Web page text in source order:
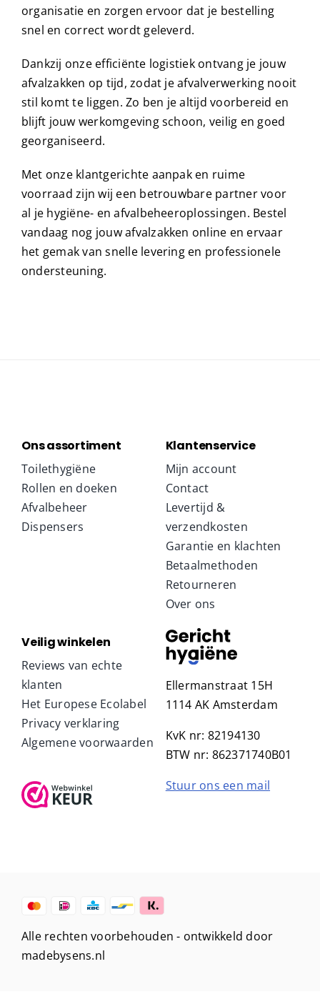
organisatie en zorgen ervoor dat je bestelling
snel en correct wordt geleverd.
Dankzij onze efficiënte logistiek ontvang je jouw
afvalzakken op tijd, zodat je afvalverwerking nooit
stil komt te liggen. Zo ben je altijd voorbereid en
blijft jouw werkomgeving schoon, veilig en goed
georganiseerd.
Met onze klantgerichte aanpak en ruime
voorraad zijn wij een betrouwbare partner voor
al je hygiëne- en afvalbeheeroplossingen. Bestel
vandaag nog jouw afvalzakken online en ervaar
het gemak van snelle levering en professionele
ondersteuning.
Ons assortiment
Toilethygiëne
Rollen en doeken
Afvalbeheer
Dispensers
Klantenservice
Mijn account
Contact
Levertijd &
verzendkosten
Garantie en klachten
Betaalmethoden
Retourneren
Over ons
Veilig winkelen
Reviews van echte
klanten
Het Europese Ecolabel
Privacy verklaring
Algemene voorwaarden
Ellermanstraat 15H
1114 AK Amsterdam
KvK nr: 82194130
BTW nr: 862371740B01
Stuur ons een mail
Alle rechten voorbehouden - ontwikkeld door
madebysens.nl